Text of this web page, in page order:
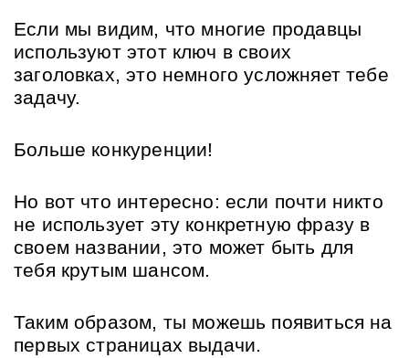
Если мы видим, что многие продавцы
используют этот ключ в своих
заголовках, это немного усложняет тебе
задачу.
Больше конкуренции!
Но вот что интересно: если почти никто
не использует эту конкретную фразу в
своем названии, это может быть для
тебя крутым шансом.
Таким образом, ты можешь появиться на
первых страницах выдачи.